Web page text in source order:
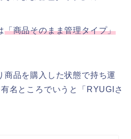
「商品そのまま管理タイプ」
商品を購入した状態で持ち運
名ところでいうと「RYUGIさ